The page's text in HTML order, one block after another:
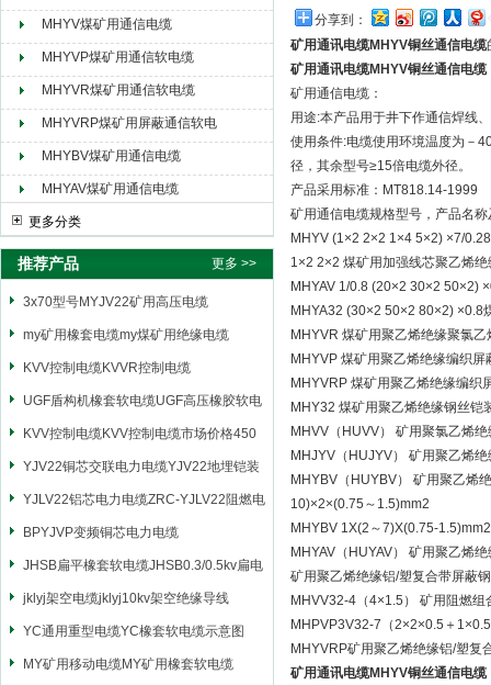
MHYV煤矿用通信电缆
MHYVP煤矿用通信软电缆
MHYVR煤矿用通信软电缆
MHYVRP煤矿用屏蔽通信软电
缆
MHYBV煤矿用通信电缆
MHYAV煤矿用通信电缆
更多分类
推荐产品 更多 >>
3x70型号MYJV22矿用高压电缆
my矿用橡套电缆my煤矿用绝缘电缆
KVV控制电缆KVVR控制电缆
UGF盾构机橡套软电缆UGF高压橡胶软电
缆
KVV控制电缆KVV控制电缆市场价格450
YJV22铜芯交联电力电缆YJV22地埋铠装
电源电缆
YJLV22铝芯电力电缆ZRC-YJLV22阻燃电
力电缆
BPYJVP变频铜芯电力电缆
JHSB扁平橡套软电缆JHSB0.3/0.5kv扁电
缆
jklyj架空电缆jklyj10kv架空绝缘导线
YC通用重型电缆YC橡套软电缆示意图
MY矿用移动电缆MY矿用橡套软电缆
分享到：
矿用通讯电缆MHYV铜丝通信电缆
矿用通讯电缆MHYV铜丝通信电缆
矿用通信电缆：
用途:本产品用于井下作通信焊线
使用条件:电缆使用环境温度为－
径，其余型号≥15倍电缆外径。
产品采用标准：MT818.14-1999
矿用通信电缆规格型号，产品名称
MHYV (1×2 2×2 1×4 5×2) ×7/
1×2 2×2 煤矿用加强线芯聚乙烯
MHYAV 1/0.8 (20×2 30×2 50×2)
MHYA32 (30×2 50×2 80×2) ×0.8
MHYVR 煤矿用聚乙烯绝缘聚氯
MHYVP 煤矿用聚乙烯绝缘编织
MHYVRP 煤矿用聚乙烯绝缘编织
MHY32 煤矿用聚乙烯绝缘钢丝铠
MHVV（HUVV） 矿用聚氯乙烯
MHJYV（HUJYV） 矿用聚乙烯
MHYBV（HUYBV） 矿用聚乙烯
10)×2×(0.75～1.5)mm2
MHYBV 1X(2～7)X(0.75-1.5)mm2
MHYAV（HUYAV） 矿用聚乙烯
矿用聚乙烯绝缘铝/塑复合带屏蔽
MHVV32-4（4×1.5） 矿用阻燃
MHPVP3V32-7（2×2×0.5＋
MHYVRP矿用聚乙烯绝缘铝/塑复
矿用通讯电缆MHYV铜丝通信电缆